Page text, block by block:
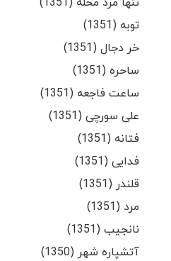
توبه (1351)
خر دجال (1351)
ساحره (1351)
ساعت فاجعه (1351)
علی سورچی (1351)
فتانه (1351)
فدایی (1351)
قلندر (1351)
مرد (1351)
نانجیب (1351)
آتشپاره شهر (1350)